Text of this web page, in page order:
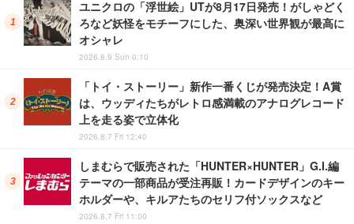
ユニクロの「浮世絵」UTが8月17日発売！がしゃどく
ろなど妖怪をモチーフにした、奥深い世界観が最高に
オシャレ
2026.8.9 Sun 0:10
「トイ・ストーリー」新作一番くじが発売決定！A賞
は、ウッディたちがレトロ感満載のアナログレコード
上を走る姿で立体化
2026.8.7 Fri 12:40
しまむらで販売された「HUNTER×HUNTER」G.I.編
テーマの一部商品が受注再販！カードデザインのキー
ホルダーや、キルアたちのセリフ付ソックスなど
2026.8.7 Fri 11:00